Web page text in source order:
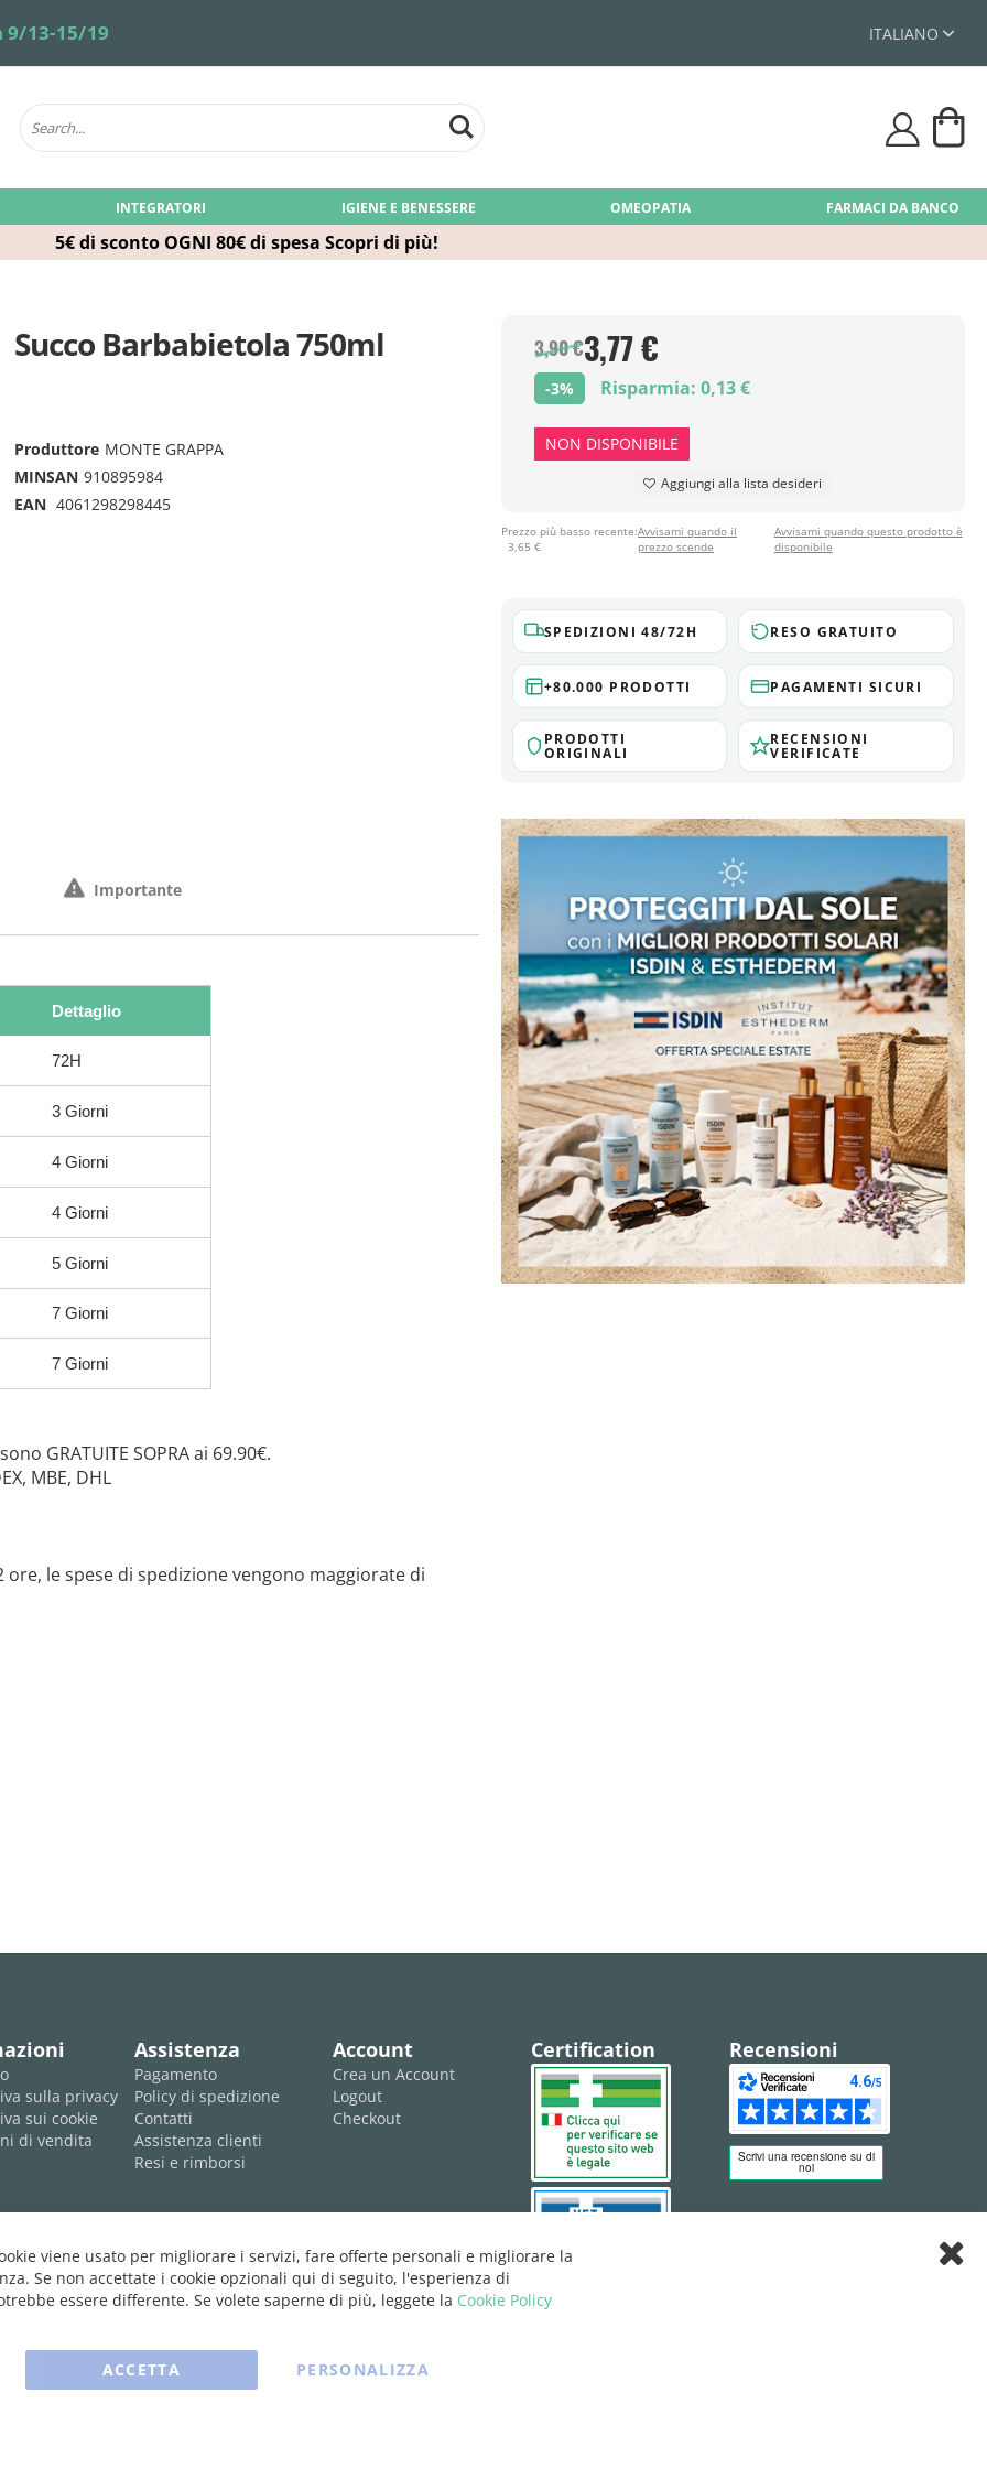
5€ di sconto OGNI 80€ di spesa Scopri di più!
9/13-15/19 ITALIANO
user
INTEGRATORI IGIENE E BENESSERE OMEOPATIA FARMACI DA BANCO
Succo Barbabietola 750ml 3,90 €3,77 €
-3% Risparmia: 0,13 €
NON DISPONIBILE
Aggiungi alla lista desideri
Prezzo più basso recente:
3,65 €
Avvisami quando il
prezzo scende
Avvisami quando questo prodotto è
disponibile
SPEDIZIONI 48/72H RESO GRATUITO
+80.000 PRODOTTI PAGAMENTI SICURI
PRODOTTI
ORIGINALI
RECENSIONI
VERIFICATE
Produttore MONTE GRAPPA
MINSAN 910895984
EAN 4061298298445
Dettaglio
72H
3 Giorni
4 Giorni
4 Giorni
5 Giorni
7 Giorni
7 Giorni
GRATUITE SOPRA ai 69.90€.
MBE, DHL
ore, le spese di spedizione vengono maggiorate di
Importante
sulla privacy
sui cookie
di vendita
Assistenza
Pagamento
Policy di spedizione
Contatti
Assistenza clienti
Resi e rimborsi
Account
Crea un Account
Logout
Checkout
Certification Recensioni
viene usato per migliorare i servizi, fare offerte personali e migliorare la
Se non accettate i cookie opzionali qui di seguito, l'esperienza di
essere differente. Se volete saperne di più, leggete la Cookie Policy
ACCETTA PERSONALIZZA